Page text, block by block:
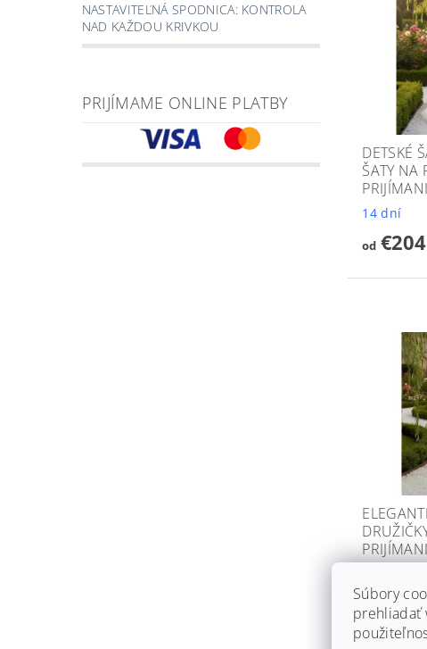
NASTAVITEĽNÁ SPODNICA: KONTROLA
NAD KAŽDOU KRIVKOU
PRIJÍMAME ONLINE PLATBY
DETSKÉ
ŠATY NA
14 dní
od€204
€203
Súbory
prehliadať